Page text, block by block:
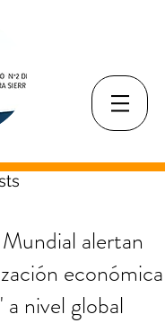
alertan
económica
nivel global